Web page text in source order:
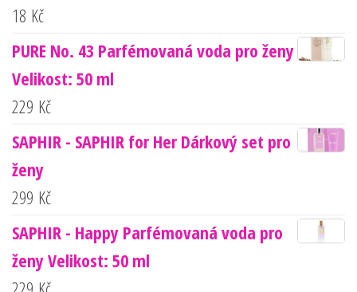
18 Kč
PURE No. 43 Parfémovaná voda pro ženy
Velikost: 50 ml
229 Kč
SAPHIR - SAPHIR for Her Dárkový set pro
ženy
299 Kč
SAPHIR - Happy Parfémovaná voda pro
ženy Velikost: 50 ml